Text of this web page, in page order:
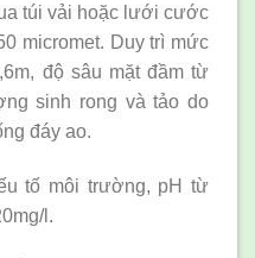
túi vải hoặc lưới cước
micromet. Duy trì mức
độ sâu mặt đầm từ
sinh rong và tảo do
đáy ao.
tố môi trường, pH từ
l.